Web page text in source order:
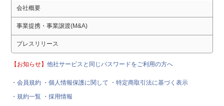
会社概要
事業提携・事業譲渡(M&A)
プレスリリース
【お知らせ】他社サービスと同じパスワードをご利用の方へ
・会員規約 ・個人情報保護に関して
・特定商取引法に基づく表示
・規約一覧 ・採用情報